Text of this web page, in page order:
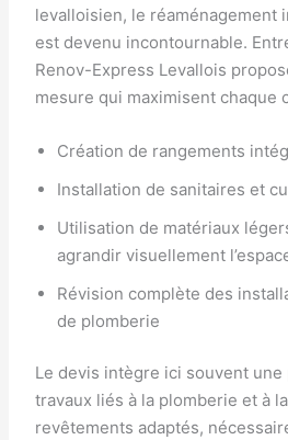
levalloisien, le réaménagement
est devenu incontournable.
Renov-Express Levallois
mesure qui maximisent chaque
Création de rangements
Installation de sanitaires et
Utilisation de matériaux
agrandir visuellement
Révision complète des
de plomberie
Le devis intègre ici souvent
travaux liés à la plomberie et à
revêtements adaptés,